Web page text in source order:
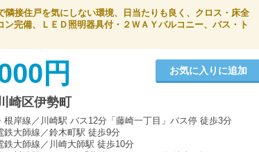
隣接住戸を気にしない環境、日当たりも良く、クロス・床全
完備、ＬＥＤ照明器具付・２ＷＡＹバルコニー、バス・ト
円 お気に入りに追加
崎区伊勢町
根岸線／川崎駅 バス12分「藤崎一丁目」バス停 徒歩3分
鉄大師線／鈴木町駅 徒歩9分
鉄大師線／川崎大師駅 徒歩10分